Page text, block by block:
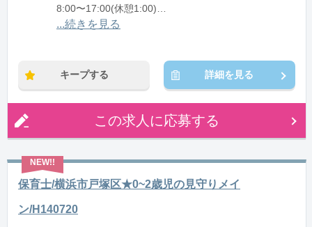
8:00〜17:00(休憩1:00)
12:00〜21:00(休憩1:00)
...続きを見る
キープする 詳細を見る
この求人に応募する
保育士/横浜市戸塚区★0~2歳児の見守りメイ
ン/H140720